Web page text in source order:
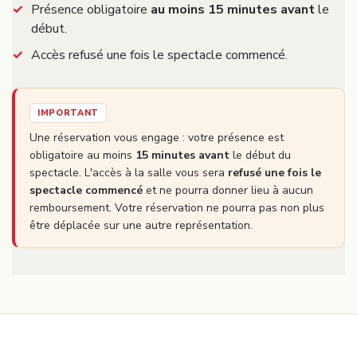
Présence obligatoire au moins 15 minutes avantle
début.
Accès refusé une fois le spectacle commencé.
IMPORTANT
Une réservation vous engage : votre présence est
obligatoire au moins 15 minutes avant le début du
spectacle. L'accès à la salle vous sera refusé une fois le
spectacle commencé et ne pourra donner lieu à aucun
remboursement. Votre réservation ne pourra pas non plus
être déplacée sur une autre représentation.